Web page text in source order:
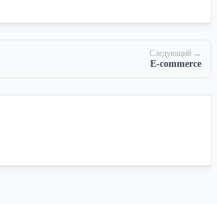
Следующий →
E-commerce